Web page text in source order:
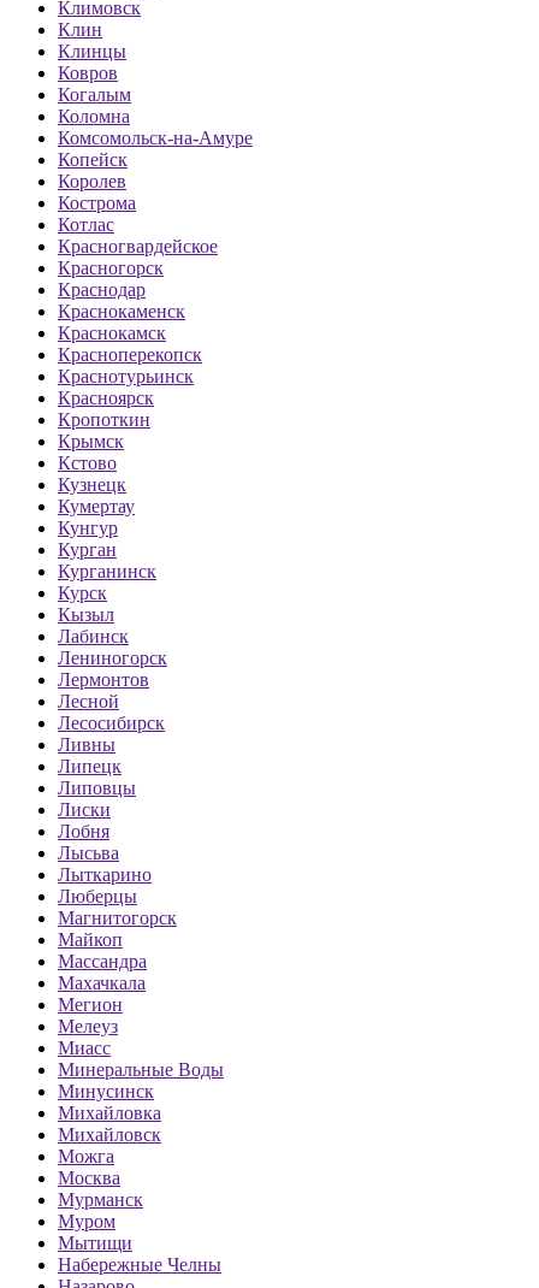
Климовск
Клин
Клинцы
Ковров
Когалым
Коломна
Комсомольск-на-Амуре
Копейск
Королев
Кострома
Котлас
Красногвардейское
Красногорск
Краснодар
Краснокаменск
Краснокамск
Красноперекопск
Краснотурьинск
Красноярск
Кропоткин
Крымск
Кстово
Кузнецк
Кумертау
Кунгур
Курган
Курганинск
Курск
Кызыл
Лабинск
Лениногорск
Лермонтов
Лесной
Лесосибирск
Ливны
Липецк
Липовцы
Лиски
Лобня
Лысьва
Лыткарино
Люберцы
Магнитогорск
Майкоп
Массандра
Махачкала
Мегион
Мелеуз
Миасс
Минеральные Воды
Минусинск
Михайловка
Михайловск
Можга
Москва
Мурманск
Муром
Мытищи
Набережные Челны